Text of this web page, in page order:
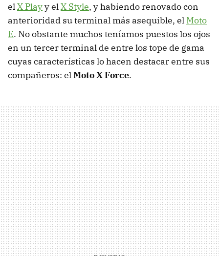
elX Playy elX Style, y habiendo renovado con
anterioridad su terminal más asequible, el Moto
E. No obstante muchos teníamos puestos los ojos
en un tercer terminal de entre los tope de gama
cuyas características lo hacen destacar entre sus
compañeros: elMoto X Force.